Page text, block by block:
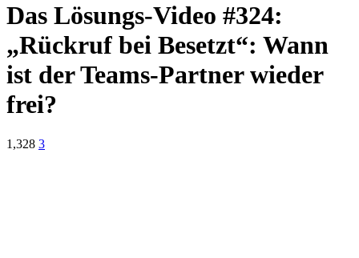
Das Lösungs-Video #324:
„Rückruf bei Besetzt“: Wann
ist der Teams-Partner wieder
frei?
1,328 3